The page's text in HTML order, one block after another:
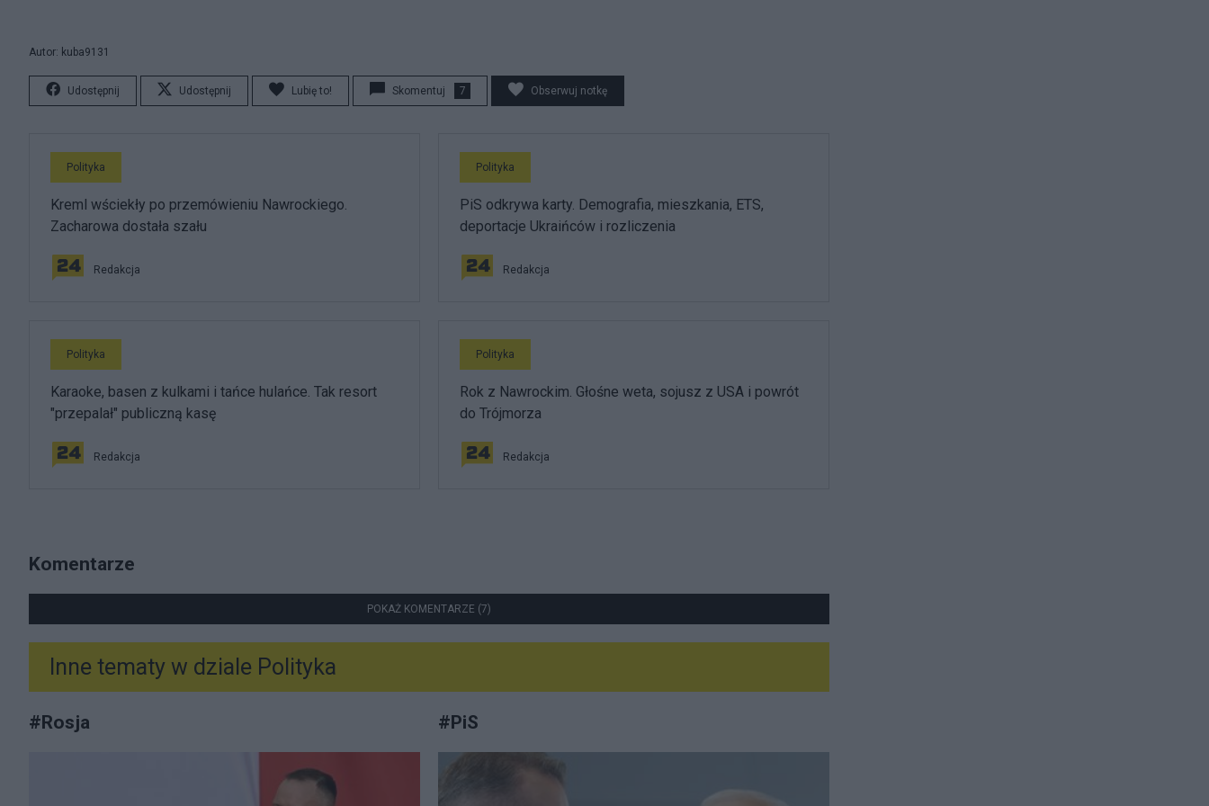
Autor: kuba9131
Udostępnij Udostępnij Lubię to! Skomentuj 7 Obserwuj notkę
Polityka
Kreml wściekły po przemówieniu Nawrockiego.
Zacharowa dostała szału
Redakcja
Polityka
PiS odkrywa karty. Demografia, mieszkania, ETS,
deportacje Ukraińców i rozliczenia
Redakcja
Polityka
Karaoke, basen z kulkami i tańce hulańce. Tak resort
"przepalał" publiczną kasę
Redakcja
Polityka
Rok z Nawrockim. Głośne weta, sojusz z USA i powrót
do Trójmorza
Redakcja
Komentarze
POKAŻ KOMENTARZE (7)
Inne tematy w dziale Polityka
#Rosja #PiS